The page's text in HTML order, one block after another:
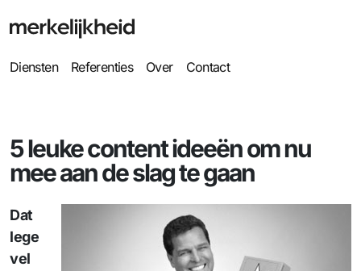
Diensten Referenties Over Contact
5 leuke content ideeën om nu
mee aan de slag te gaan
Dat
lege
vel